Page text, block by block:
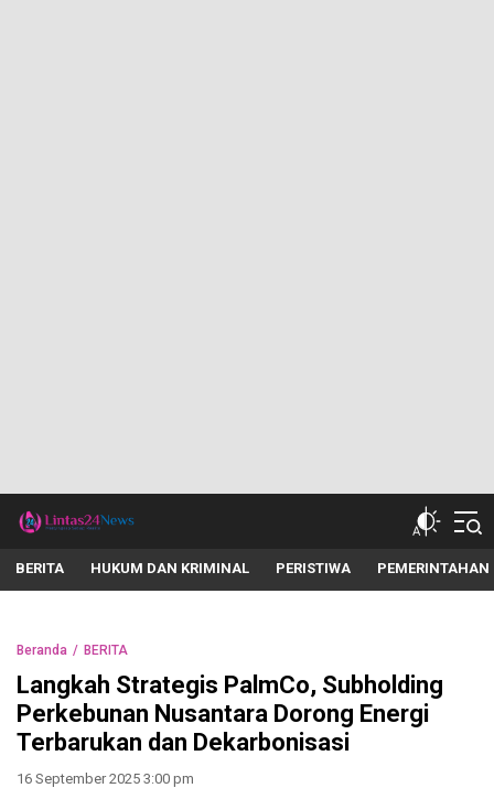
lintas24news.com
Menyingkap Setiap Realita
BERITA HUKUM DAN KRIMINAL PERISTIWA PEMERINTAHAN
Beranda BERITA
Langkah Strategis PalmCo, Subholding
Perkebunan Nusantara Dorong Energi
Terbarukan dan Dekarbonisasi
16 September 2025 3:00 pm